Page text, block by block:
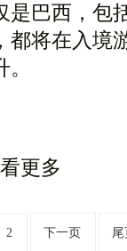
是巴西，包
都将在入境
更多
2 下一页